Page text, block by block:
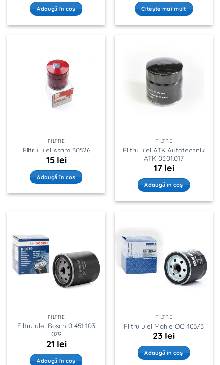
Adaugă în coș Citește mai mult
FILTRE
Filtru ulei Asam 30526
15 lei
Adaugă în coș
FILTRE
Filtru ulei ATK Autotechnik
ATK 03.01.017
17 lei
Adaugă în coș
FILTRE
Filtru ulei Bosch 0 451 103
079
21 lei
Adaugă în coș
FILTRE
Filtru ulei Mahle OC 405/3
23 lei
Adaugă în coș